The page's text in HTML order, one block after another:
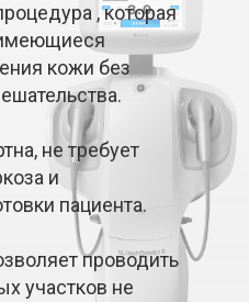
, которая
кожи без
не требует
и
пациента.
проводить
участков не